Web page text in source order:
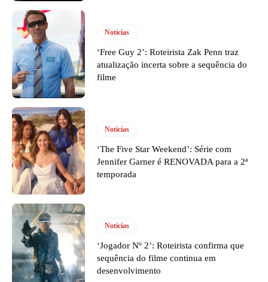
Notícias
‘Free Guy 2’: Roteirista Zak Penn traz
atualização incerta sobre a sequência do
filme
Notícias
‘The Five Star Weekend’: Série com
Jennifer Garner é RENOVADA para a 2ª
temporada
Notícias
‘Jogador Nº 2’: Roteirista confirma que
sequência do filme continua em
desenvolvimento